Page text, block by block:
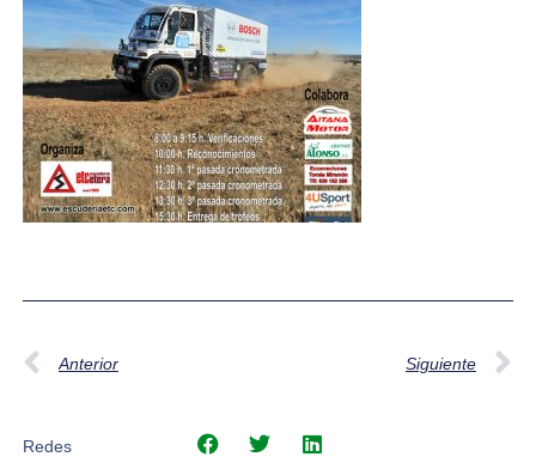
Anterior Siguiente
Redes